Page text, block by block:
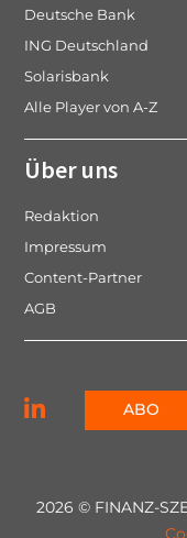
Deutsche Bank
ING Deutschland
Solarisbank
Alle Player von A-Z
Über uns
Redaktion
Impressum
Content-Partner
AGB
ABO
2026 © FINANZ-